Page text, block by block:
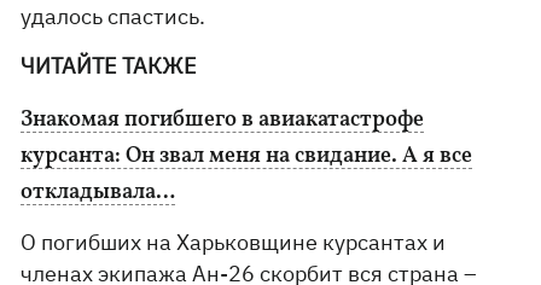
удалось спастись.
ЧИТАЙТЕ ТАКЖЕ
Знакомая погибшего в авиакатастрофе
курсанта: Он звал меня на свидание. А я все
откладывала…
О погибших на Харьковщине курсантах и
членах экипажа Ан-26 скорбит вся страна –